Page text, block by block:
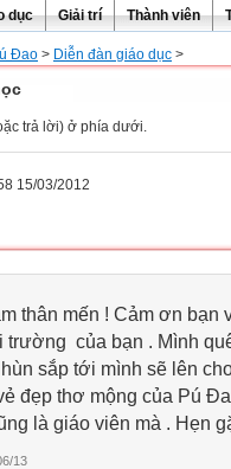
dục Giải trí Thành viên
Đao > Diễn đàn giáo dục >
trả lời) ở phía dưới.
15/03/2012
thân mến ! Cảm ơn bạn
trường của bạn . Mình
sắp tới mình sẽ lên
đẹp thơ mộng của Pú
là giáo viên mà . Hẹn
13